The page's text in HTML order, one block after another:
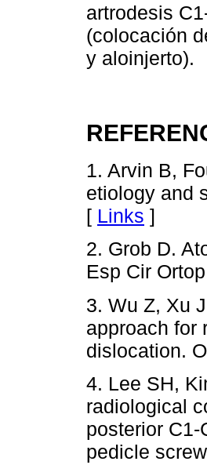
artrodesis
(colocación
y aloinjerto).
1. Arvin B,
etiology and
[ Links ]
2. Grob D.
Esp Cir
3. Wu Z, Xu
approach for
dislocation.
4. Lee SH,
radiological
posterior
pedicle